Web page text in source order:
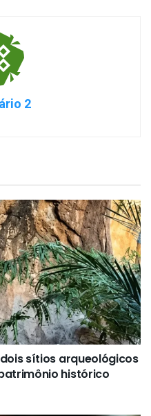
2
sítios arqueológicos
histórico